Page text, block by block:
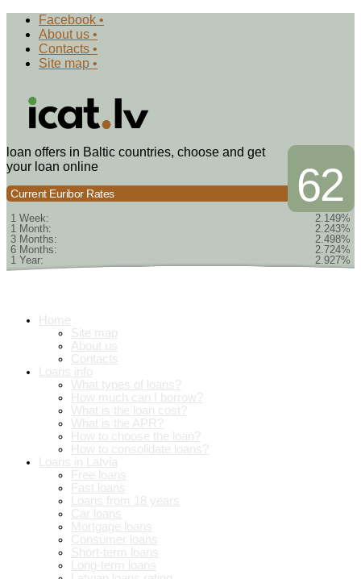
Facebook •
About us •
Contacts •
Site map •
62
loan offers in Baltic countries, choose and get
your loan online
Current Euribor Rates
1 Week:
2.149%
1 Month:
2.243%
3 Months:
2.498%
6 Months:
2.724%
1 Year:
2.927%